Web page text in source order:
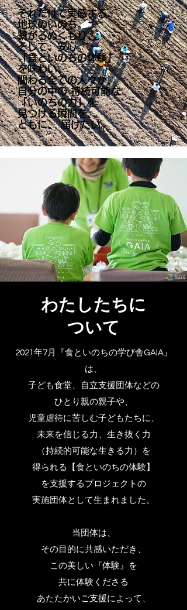
それだけで実感する
地球のいのち。
繋がるぬくもり、
そして、安心。
「食といのちの体験」
を味わい、
関わる全ての人々が、
自分の中の 持続可能な
「いのちの力」を
見つける瞬間を、
ともに、 届けたい。
わたしたちに
ついて
2021年7月『食といのちの学び舎GAIA』
は、
子ども食堂、自立支援団体などの
ひとり親の親子や、
児童虐待に苦しむ子どもたちに、
未来を信じる力、生き抜く力
（持続的可能な生きる力）を
得られる
【食といのちの体験】
を支援する プロジェクトの
実施団体として生まれました。
当団体は、
その目的に共感いただき、
この美しい『体験』を
共に体験くださる
あたたかいご支援によって、